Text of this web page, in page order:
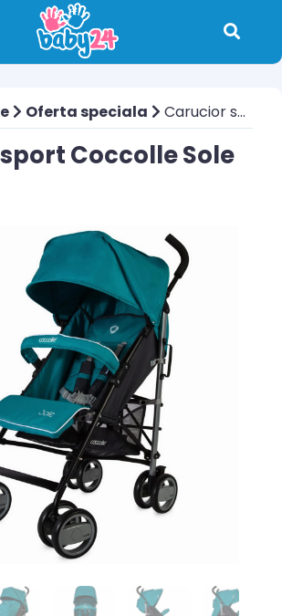
Oferta speciala Carucior sport Coccolle Sole Albastru
Coccolle Sole